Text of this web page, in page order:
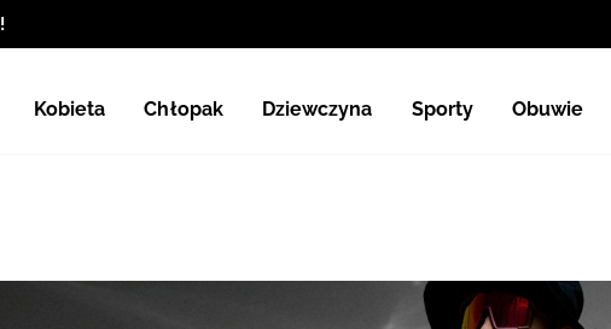
Kobieta Chłopak Dziewczyna Sporty Obuwie